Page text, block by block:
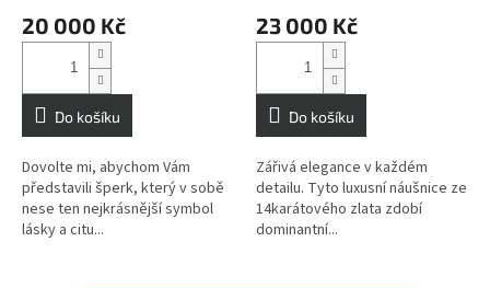
20 000 Kč
Do košíku
Dovolte mi, abychom Vám
představili šperk, který v sobě
nese ten nejkrásnější symbol
lásky a citu...
23 000 Kč
Do košíku
Zářivá elegance v každém
detailu. Tyto luxusní náušnice ze
14karátového zlata zdobí
dominantní...